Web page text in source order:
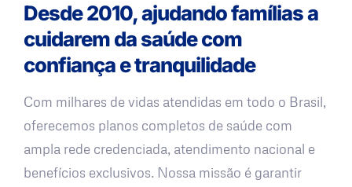
Desde 2010, ajudando famílias a
cuidarem da saúde com
confiança e tranquilidade
Com milhares de vidas atendidas em todo o Brasil,
oferecemos planos completos de saúde com
ampla rede credenciada, atendimento nacional e
benefícios exclusivos. Nossa missão é garantir